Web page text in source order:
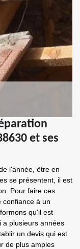
et ses
l'année, être en
se présentent, il est
Pour faire ces
confiance à un
qu'il est
a plusieurs années
un devis qui est
de plus amples